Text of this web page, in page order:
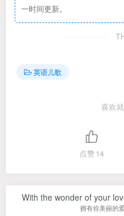
一时间更新。
英语儿歌
喜欢
点赞14
With the wonder of your
拥有你美丽的